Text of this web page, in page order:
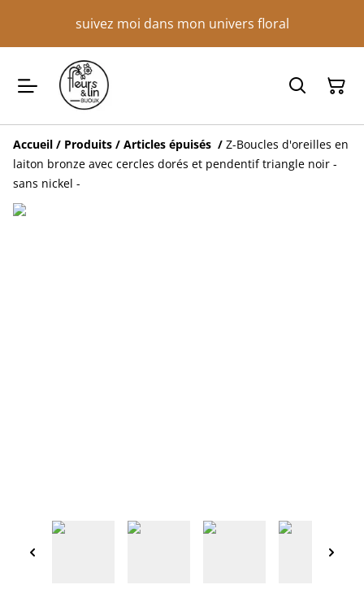
suivez moi dans mon univers floral
Accueil / Produits / Articles épuisés / Z-Boucles d'oreilles en
laiton bronze avec cercles dorés et pendentif triangle noir -
sans nickel -